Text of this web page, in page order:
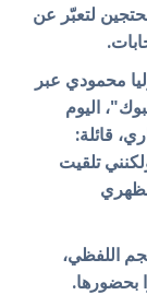
لتعبّر عن
محمودي عبر
اليوم
الجاري، قائلة:
تلقيت
اللفظي،
بحضورها.